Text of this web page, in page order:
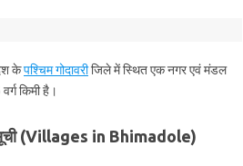
केपश्चिम गोदावरीजिले में स्थित एक नगर एवं मंडल
किमी है।
सूची (Villages in Bhimadole)